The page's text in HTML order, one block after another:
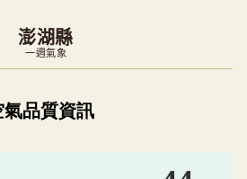
澎湖縣
一週氣象
具為視覺預覽，完整即時空